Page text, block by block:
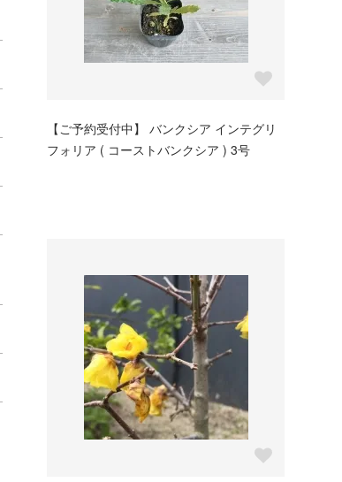
【ご予約受付中】 バンクシア インテグリ
フォリア ( コーストバンクシア ) 3号